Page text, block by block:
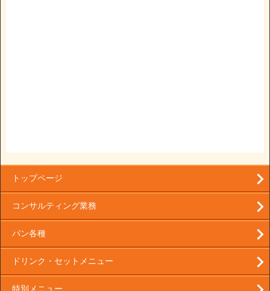
トップページ
コンサルティング業務
パン各種
ドリンク・セットメニュー
特別メニュー